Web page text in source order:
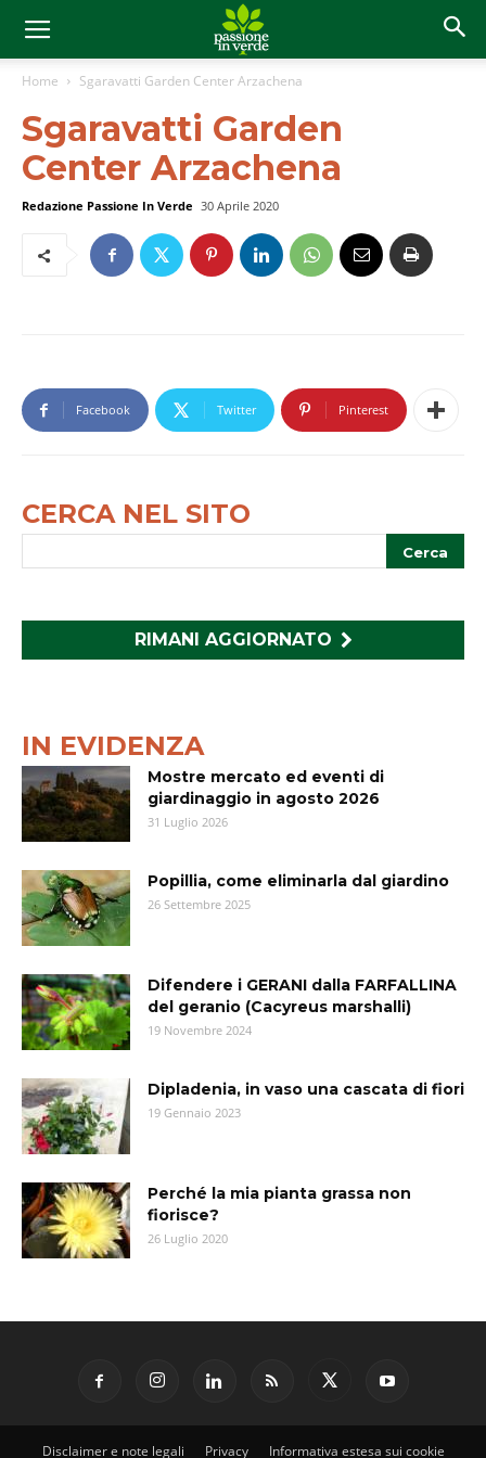
Home Sgaravatti Garden Center Arzachena
Sgaravatti Garden
Center Arzachena
Redazione Passione In Verde 30 Aprile 2020
Facebook Twitter Pinterest
CERCA NEL SITO
RIMANI AGGIORNATO
IN EVIDENZA
Mostre mercato ed eventi di
giardinaggio in agosto 2026
31 Luglio 2026
Popillia, come eliminarla dal giardino
26 Settembre 2025
Difendere i GERANI dalla FARFALLINA
del geranio (Cacyreus marshalli)
19 Novembre 2024
Dipladenia, in vaso una cascata di fiori
19 Gennaio 2023
Perché la mia pianta grassa non
fiorisce?
26 Luglio 2020
Disclaimer e note legali Privacy Informativa estesa sui cookie